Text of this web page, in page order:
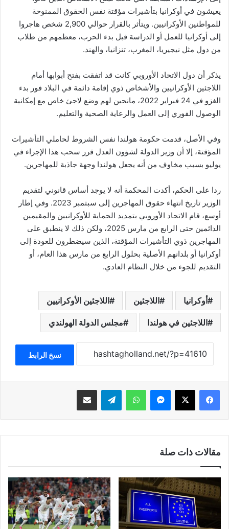
يعيشون في أوكرانيا بتأشيرات مؤقتة نفس الحقوق الممنوحة
للمواطنين الأوكرانيين. ويتأثر بالقرار حوالي 2,900 شخص هاجروا
إلى أوكرانيا للعمل أو الدراسة قبل بدء الحرب، معظمهم من طلاب
من دول مثل نيجيريا، المغرب، تنزانيا، والهند.
يذكر أن دول الاتحاد الأوروبي كانت قد اتفقت بفتح أبوابها أمام
اللاجئين الأوكرانيين والأشخاص ذوي إقامة دائمة في البلاد فور بدء
الغزو في 24 فبراير 2022، مانحين لهم وضع لاجئ خاص مع إمكانية
الوصول الفوري إلى العمل والرعاية الصحية والتعليم.
وفي الأصل، قدمت حكومة هولندا نفس الشروط لحاملي التأشيرات
المؤقتة، إلا أن وزير الدولة لشؤون العدل قرر سحب هذا الإجراء في
يوليو بسبب مخاوف من أنه يجعل هولندا وجهة جاذبة للمهاجرين.
ردا على الحكم، أكدت المحكمة أنه لا يوجد أساس قانوني لتقديم
الوزير تاريخ انتهاء حقوق المهاجرين إلى سبتمبر 2023. وفي إطار
أوسع، قام الاتحاد الأوروبي بتمديد الحماية للأوكرانيين والمقيمين
الدائمين حتى الرابع من مارس 2025، ولكن ذلك لا ينطبق على
المهاجرين ذوي التأشيرات المؤقتة، الذين سيضطرون للعودة إلى
أوكرانيا أو بلدانهم الأصلية بحلول الرابع من مارس هذا العام، أو
التقديم للجوء من خلال النظام العادي.
أوكرانيا اللاجئين اللاجئين الأوكرانيين
اللاجئين في هولندا مجلس الدولة الهولندي
نسخ الرابط
فيسبوك ‫X ماسنجر واتساب تيلقرام مشاركة عبر البريد
مقالات ذات صلة